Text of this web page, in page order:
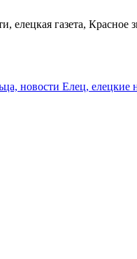
елецкая газета, Красное
новости Елец, елецкие